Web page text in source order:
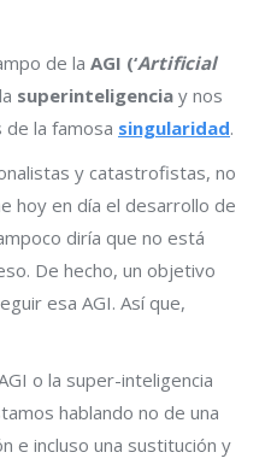
de la AGI (‘Artificial
superinteligencia y nos
la famosa singularidad.
y catastrofistas, no
hoy en día el desarrollo de
diría que no está
De hecho, un objetivo
esa AGI. Así que,
o la super-inteligencia
hablando no de una
e incluso una sustitución y